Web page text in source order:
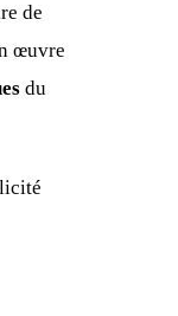
de
œuvre
du